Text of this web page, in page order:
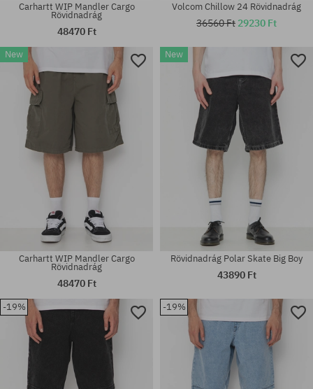
Elérhető méretek:
31; 32
Elérhető méretek:
S; M; L
Elérhető méretek:
S; M; L
Carhartt WIP Mandler Cargo
Rövidnadrág
48470 Ft
Elérhető méretek:
Volcom Chillow 24 Rövidnadrág
36560 Ft 29230 Ft
New
Carhartt WIP Mandler Cargo
Rövidnadrág
48470 Ft
New
Rövidnadrág Polar Skate Big Boy
43890 Ft
-19% -19%